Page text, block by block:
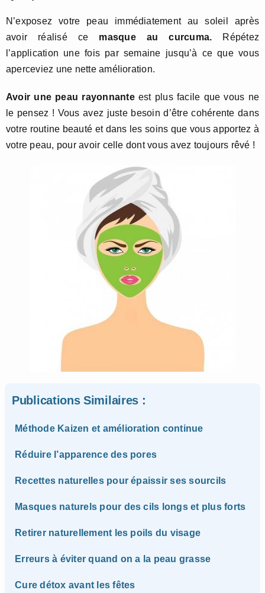
N’exposez votre peau immédiatement au soleil après
avoir réalisé ce masque au curcuma. Répétez
l’application une fois par semaine jusqu’à ce que vous
aperceviez une nette amélioration.
Avoir une peau rayonnanteest plus facile que vous ne
le pensez ! Vous avez juste besoin d’être cohérente dans
votre routine beauté et dans les soins que vous apportez à
votre peau, pour avoir celle dont vous avez toujours rêvé !
Publications Similaires :
Méthode Kaizen et amélioration continue
Réduire l’apparence des pores
Recettes naturelles pour épaissir ses sourcils
Masques naturels pour des cils longs et plus forts
Retirer naturellement les poils du visage
Erreurs à éviter quand on a la peau grasse
Cure détox avant les fêtes